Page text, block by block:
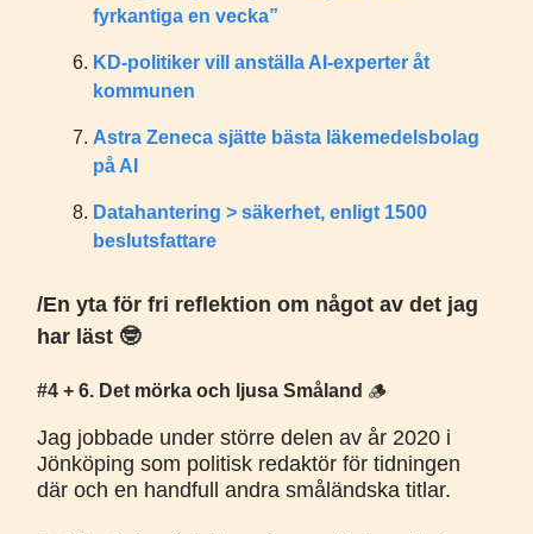
fyrkantiga en vecka”
KD-politiker vill anställa AI-experter åt
kommunen
Astra Zeneca sjätte bästa läkemedelsbolag
på AI
Datahantering > säkerhet, enligt 1500
beslutsfattare
/En yta för fri reflektion om något av det jag
har läst 🤓
#4 + 6. Det mörka och ljusa Småland 🪵
Jag jobbade under större delen av år 2020 i
Jönköping som politisk redaktör för tidningen
där och en handfull andra småländska titlar.